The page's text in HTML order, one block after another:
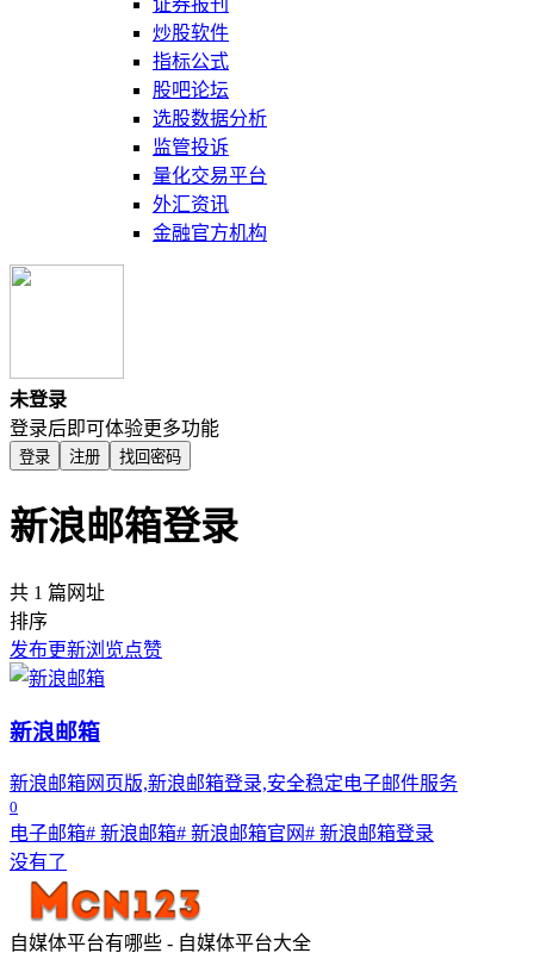
证券报刊
炒股软件
指标公式
股吧论坛
选股数据分析
监管投诉
量化交易平台
外汇资讯
金融官方机构
未登录
登录后即可体验更多功能
登录 注册 找回密码
新浪邮箱登录
共 1 篇网址
排序
发布更新浏览点赞
新浪邮箱
新浪邮箱网页版,新浪邮箱登录,安全稳定电子邮件服务
0
电子邮箱# 新浪邮箱# 新浪邮箱官网# 新浪邮箱登录
没有了
自媒体平台有哪些 - 自媒体平台大全